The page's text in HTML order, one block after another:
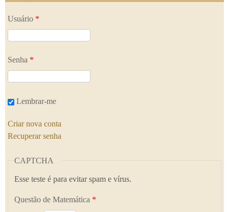
Usuário *
Senha *
Lembrar-me
Criar nova conta
Recuperar senha
CAPTCHA
Esse teste é para evitar spam e vírus.
Questão de Matemática *